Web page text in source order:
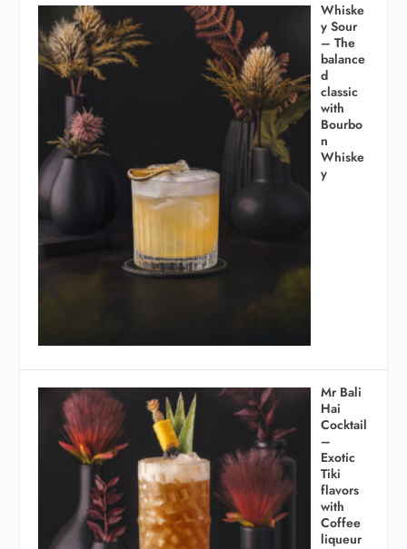
Whiske
y Sour
– The
balance
d
classic
with
Bourbo
n
Whiske
y
Mr Bali
Hai
Cocktail
–
Exotic
Tiki
flavors
with
Coffee
liqueur